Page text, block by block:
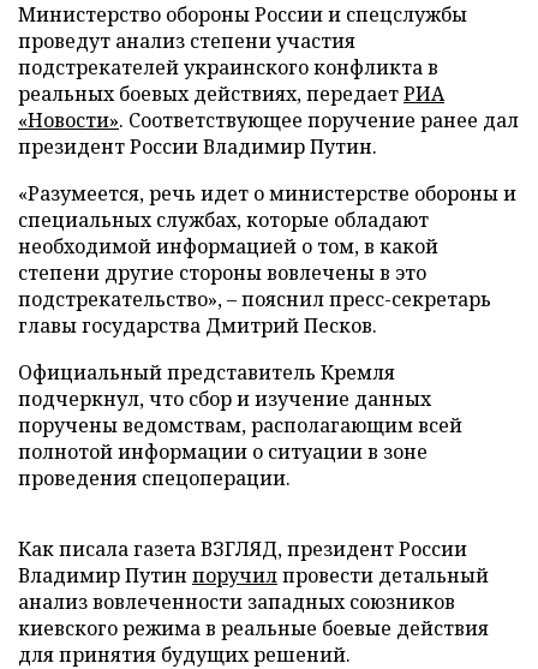
Министерство обороны России и спецслужбы
проведут анализ степени участия
подстрекателей украинского конфликта в
реальных боевых действиях, передаетРИА
«Новости». Соответствующее поручение ранее дал
президент России Владимир Путин.
«Разумеется, речь идет о министерстве обороны и
специальных службах, которые обладают
необходимой информацией о том, в какой
степени другие стороны вовлечены в это
подстрекательство», – пояснил пресс-секретарь
главы государства Дмитрий Песков.
Официальный представитель Кремля
подчеркнул, что сбор и изучение данных
поручены ведомствам, располагающим всей
полнотой информации о ситуации в зоне
проведения спецоперации.
Как писала газета ВЗГЛЯД, президент России
Владимир Путин поручилпровести детальный
анализ вовлеченности западных союзников
киевского режима в реальные боевые действия
для принятия будущих решений.